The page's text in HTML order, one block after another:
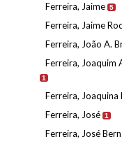
Ferreira, Jaime 5
Ferreira, Jaime
Ferreira, João A.
Ferreira, Joaquim
1
Ferreira, Joaquina
Ferreira, José 1
Ferreira, José